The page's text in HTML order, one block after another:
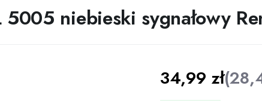
niebieski sygnałowy
34,99 zł(